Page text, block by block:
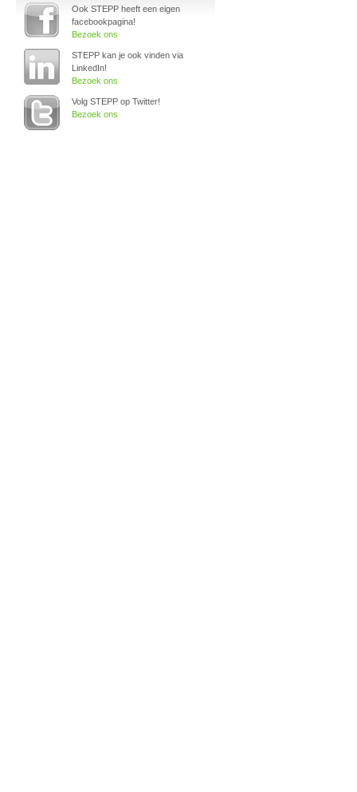
Ook STEPP heeft een eigen
facebookpagina!
Bezoek ons
STEPP kan je ook vinden via
LinkedIn!
Bezoek ons
Volg STEPP op Twitter!
Bezoek ons